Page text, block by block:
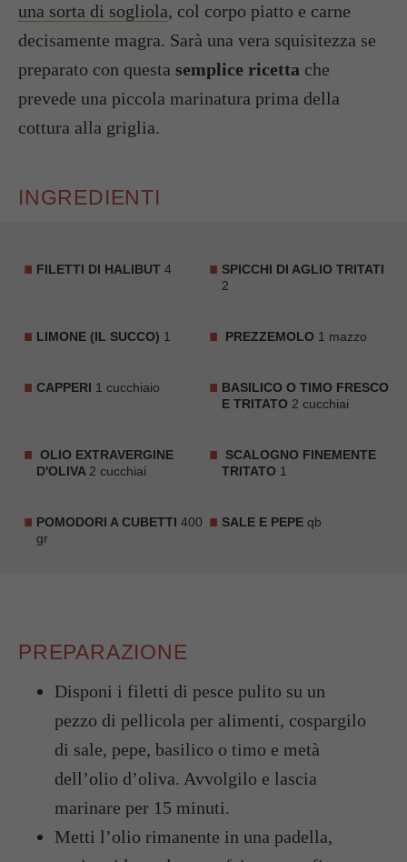
una sorta di sogliola, col corpo piatto e carne
decisamente magra. Sarà una vera squisitezza se
preparato con questa semplice ricetta che
prevede una piccola marinatura prima della
cottura alla griglia.
INGREDIENTI
FILETTI DI HALIBUT 4
SPICCHI DI AGLIO TRITATI
2
LIMONE (IL SUCCO) 1 PREZZEMOLO 1 mazzo
CAPPERI 1 cucchiaio
BASILICO O TIMO FRESCO
E TRITATO 2 cucchiai
OLIO EXTRAVERGINE
D'OLIVA 2 cucchiai
SCALOGNO FINEMENTE
TRITATO 1
POMODORI A CUBETTI 400
gr
SALE E PEPE qb
PREPARAZIONE
Disponi i filetti di pesce pulito su un
pezzo di pellicola per alimenti, cospargilo
di sale, pepe, basilico o timo e metà
dell’olio d’oliva. Avvolgilo e lascia
marinare per 15 minuti.
Metti l’olio rimanente in una padella,